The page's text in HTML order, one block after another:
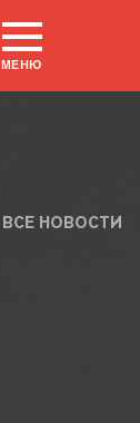
МЕНЮ
ВСЕ НОВОСТИ